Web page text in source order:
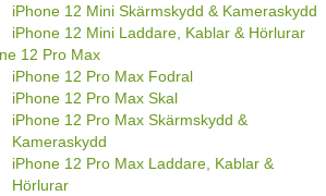
iPhone 12 Mini Skärmskydd & Kameraskydd
iPhone 12 Mini Laddare, Kablar & Hörlurar
12 Pro Max
iPhone 12 Pro Max Fodral
iPhone 12 Pro Max Skal
iPhone 12 Pro Max Skärmskydd &
Kameraskydd
iPhone 12 Pro Max Laddare, Kablar &
Hörlurar